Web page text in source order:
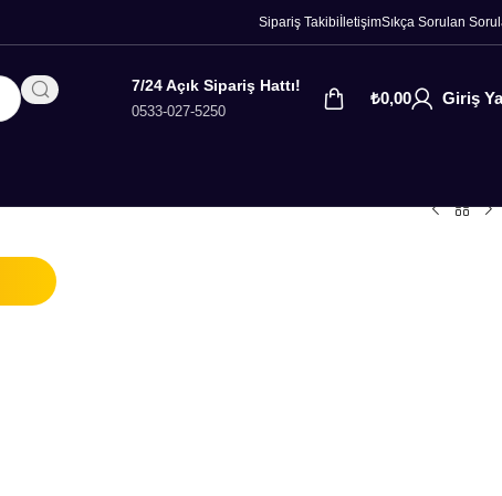
Sipariş Takibi İletişimSıkça Sorulan
7/24 Açık Sipariş Hattı!
0533-027-5250
₺0,00 Giriş